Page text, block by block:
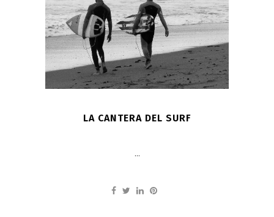
LA CANTERA DEL SURF
...